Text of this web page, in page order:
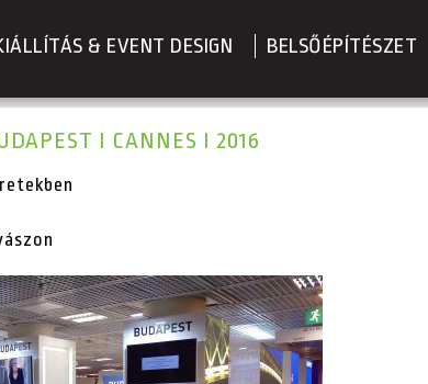
& EVENT DESIGN BELSŐÉPÍTÉSZET
I CANNES I 2016